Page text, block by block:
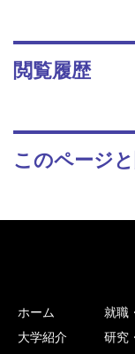
閲覧履歴
このページ
ホーム
大学紹介
就職
研究